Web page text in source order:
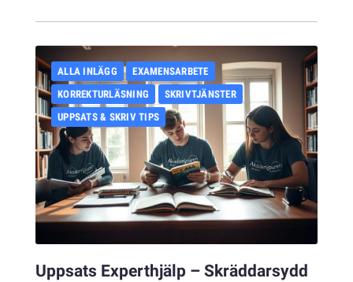
ALLA INLÄGG
EXAMENSARBETE
KORREKTURLÄSNING
SKRIVTJÄNSTER
UPPSATS & SKRIV TIPS
Uppsats Experthjälp – Skräddarsydd